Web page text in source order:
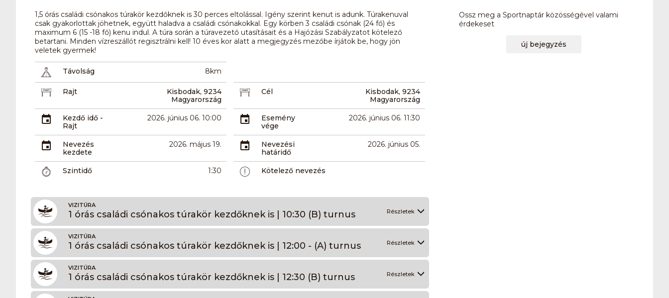
1,5 órás családi csónakos túrakör kezdőknek is 30 perces eltolással. Igény szerint kenut is adunk. Túrakenuval
csak gyakorlottak jöhetnek, együtt haladva a családi csónakokkal. Egy körben 3 családi csónak (24 fő) és
maximum 6 (15 -18 fő) kenu indul. A túra során a túravezető utasításait és a Hajózási Szabályzatot kötelező
betartani. Minden vízreszállót regisztrálni kell! 10 éves kor alatt a megjegyzés mezőbe írjátok be, hogy jön
veletek gyermek!
Távolság 8km
Rajt
Kisbodak, 9234
Magyarország
Cél
Kisbodak, 9234
Magyarország
Kezdő idő -
Rajt
2026. június 06. 10:00
Esemény
vége
2026. június 06. 11:30
Nevezés
kezdete
2026. május 19.
Nevezési
határidő
2026. június 05.
Szintidő 1:30 Kötelező nevezés
VIZITÚRA
1 órás családi csónakos túrakör kezdőknek is | 10:30 (B) turnus Részletek
VIZITÚRA
1 órás családi csónakos túrakör kezdőknek is | 12:00 - (A) turnus Részletek
VIZITÚRA
1 órás családi csónakos túrakör kezdőknek is | 12:30 (B) turnus Részletek
Ossz meg a Sportnaptár közösségével valami
érdekeset
új bejegyzés